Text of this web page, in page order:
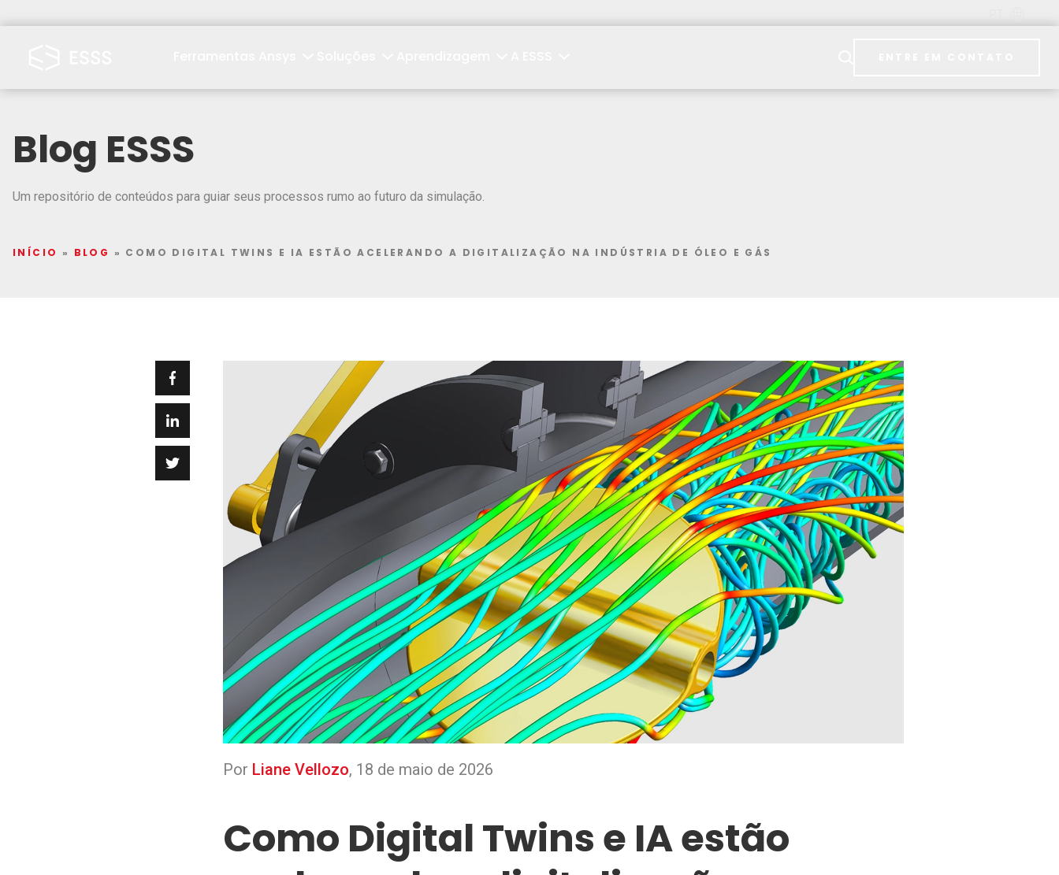
Blog ESSS
Um repositório de conteúdos para guiar seus processos rumo ao futuro da simulação.
INÍCIO » BLOG » COMO DIGITAL TWINS E IA ESTÃO ACELERANDO A DIGITALIZAÇÃO NA INDÚSTRIA DE ÓLEO E GÁS
Por Liane Vellozo, 18 de maio de 2026
Como Digital Twins e IA estão